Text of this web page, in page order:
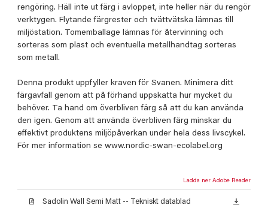
rengöring. Häll inte ut färg i avloppet, inte heller när du rengör
verktygen. Flytande färgrester och tvättvätska lämnas till
miljöstation. Tomemballage lämnas för återvinning och
sorteras som plast och eventuella metallhandtag sorteras
som metall.
Denna produkt uppfyller kraven för Svanen. Minimera ditt
färgavfall genom att på förhand uppskatta hur mycket du
behöver. Ta hand om överbliven färg så att du kan använda
den igen. Genom att använda överbliven färg minskar du
effektivt produktens miljöpåverkan under hela dess livscykel.
För mer information se www.nordic-swan-ecolabel.org
Ladda ner Adobe Reader
Sadolin Wall Semi Matt -- Tekniskt datablad